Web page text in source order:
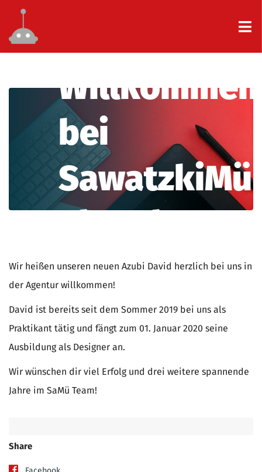
Willkommen
bei
nbruch!
Share
Wir heißen unseren neuen Azubi David herzlich bei uns in
der Agentur willkommen!
David ist bereits seit dem Sommer 2019 bei uns als
Praktikant tätig und fängt zum 01. Januar 2020 seine
Ausbildung als Designer an.
Wir wünschen dir viel Erfolg und drei weitere spannende
Jahre im SaMü Team!